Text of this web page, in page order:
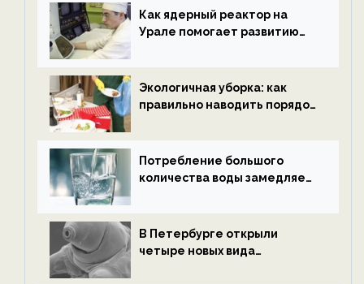
ECOportal
Как ядерный реактор на
Урале помогает развитию
ECOportal
Экологичная уборка: как
правильно наводить порядок
Потребление большого
количества воды замедляет
В Петербурге открыли
четыре новых вида